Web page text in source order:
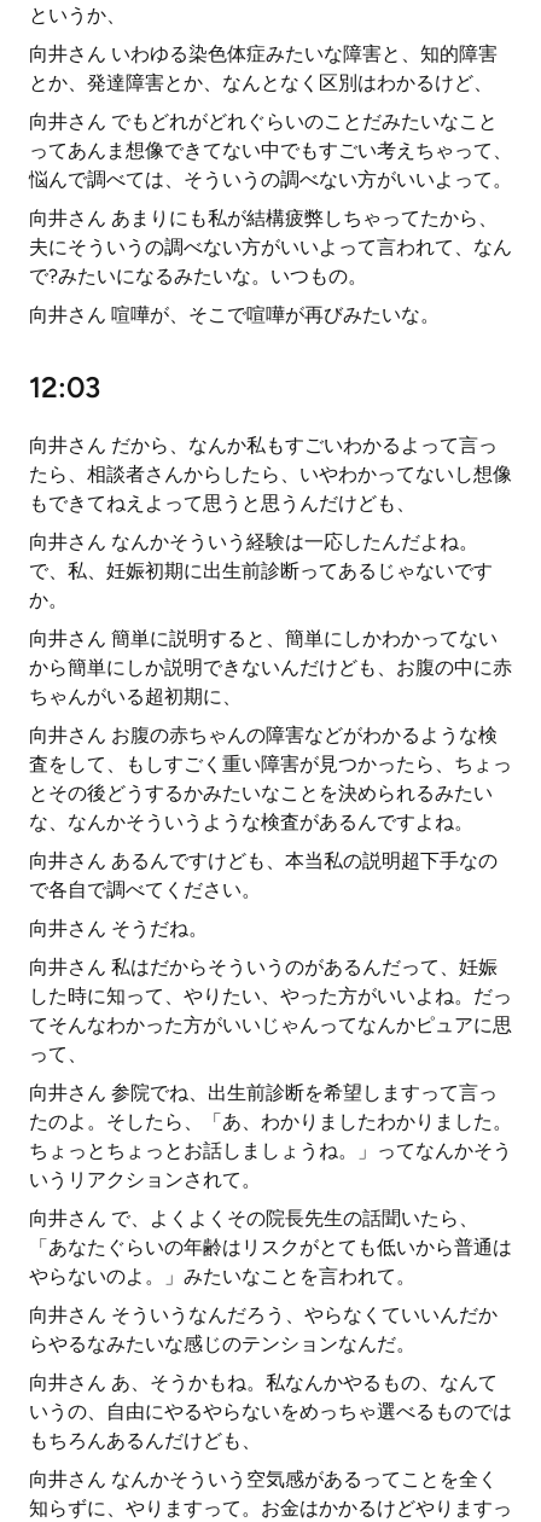
というか、
向井さん いわゆる染色体症みたいな障害と、知的障害
とか、発達障害とか、なんとなく区別はわかるけど、
向井さん でもどれがどれぐらいのことだみたいなこと
ってあんま想像できてない中でもすごい考えちゃって、
悩んで調べては、そういうの調べない方がいいよって。
向井さん あまりにも私が結構疲弊しちゃってたから、
夫にそういうの調べない方がいいよって言われて、なん
で?みたいになるみたいな。いつもの。
向井さん 喧嘩が、そこで喧嘩が再びみたいな。
12:03
向井さん だから、なんか私もすごいわかるよって言っ
たら、相談者さんからしたら、いやわかってないし想像
もできてねえよって思うと思うんだけども、
向井さん なんかそういう経験は一応したんだよね。
で、私、妊娠初期に出生前診断ってあるじゃないです
か。
向井さん 簡単に説明すると、簡単にしかわかってない
から簡単にしか説明できないんだけども、お腹の中に赤
ちゃんがいる超初期に、
向井さん お腹の赤ちゃんの障害などがわかるような検
査をして、もしすごく重い障害が見つかったら、ちょっ
とその後どうするかみたいなことを決められるみたい
な、なんかそういうような検査があるんですよね。
向井さん あるんですけども、本当私の説明超下手なの
で各自で調べてください。
向井さん そうだね。
向井さん 私はだからそういうのがあるんだって、妊娠
した時に知って、やりたい、やった方がいいよね。だっ
てそんなわかった方がいいじゃんってなんかピュアに思
って、
向井さん 参院でね、出生前診断を希望しますって言っ
たのよ。そしたら、「あ、わかりましたわかりました。
ちょっとちょっとお話しましょうね。」ってなんかそう
いうリアクションされて。
向井さん で、よくよくその院長先生の話聞いたら、
「あなたぐらいの年齢はリスクがとても低いから普通は
やらないのよ。」みたいなことを言われて。
向井さん そういうなんだろう、やらなくていいんだか
らやるなみたいな感じのテンションなんだ。
向井さん あ、そうかもね。私なんかやるもの、なんて
いうの、自由にやるやらないをめっちゃ選べるものでは
もちろんあるんだけども、
向井さん なんかそういう空気感があるってことを全く
知らずに、やりますって。お金はかかるけどやりますっ